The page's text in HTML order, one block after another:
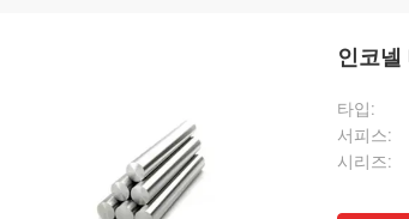
인코넬
타입:
서피스:
시리즈: